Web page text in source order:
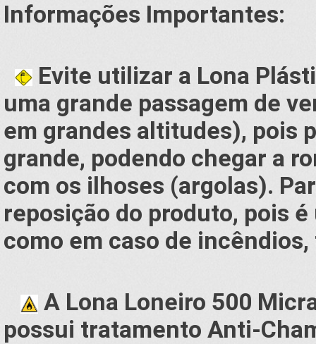
Informações Importantes:
Evite utilizar a Lona
uma grande passagem de
em grandes altitudes), pois
grande, podendo chegar a
com os ilhoses (argolas).
reposição do produto, pois
como em caso de
A Lona Loneiro 500
possui tratamento Anti-